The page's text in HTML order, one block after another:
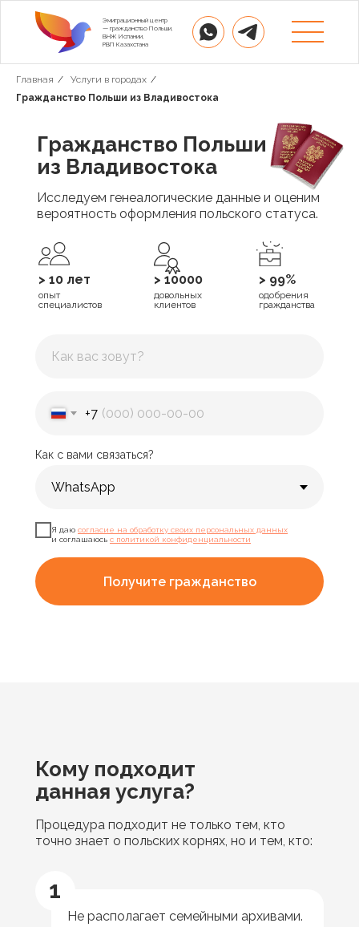
Эмиграционный центр
— гражданство Польши,
ВНЖ Испании,
РВП Казахстана
Главная / Услуги в городах /
Гражданство Польши из Владивостока
Гражданство Польши
из Владивостока
довольных
клиентов
> 10000
одобрения
гражданства
> 99%
опыт
специалистов
> 10 лет
Исследуем генеалогические данные и оценим
вероятность оформления польского статуса.
+7
Как с вами связаться?
Я даю согласие на обработку своих персональных данных
и соглашаюсь с политикой конфиденциальности
Получите гражданство
Кому подходит
данная услуга?
Не располагает семейными архивами.
1
Процедура подходит не только тем, кто
точно знает о польских корнях, но и тем, кто: